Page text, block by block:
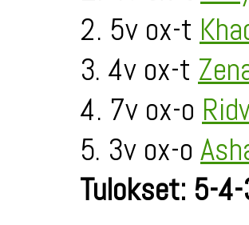
2. 5v ox-t
3. 4v ox-t
4. 7v ox-o
5. 3v ox-o
Tulokset: 5-